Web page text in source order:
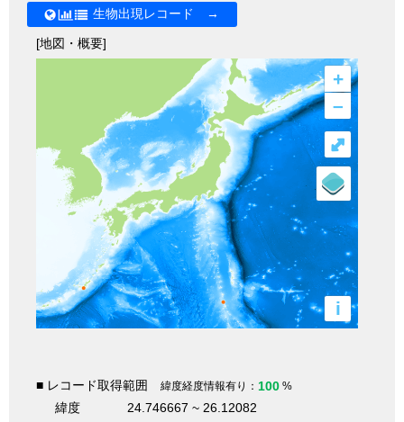
生物出現レコード →
[地図・概要]
+
–
i
⤢
■ レコード取得範囲 緯度経度情報有り： 100 %
緯度
24.746667 ~ 26.12082